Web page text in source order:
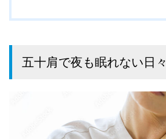
五十肩で夜も眠れない日々